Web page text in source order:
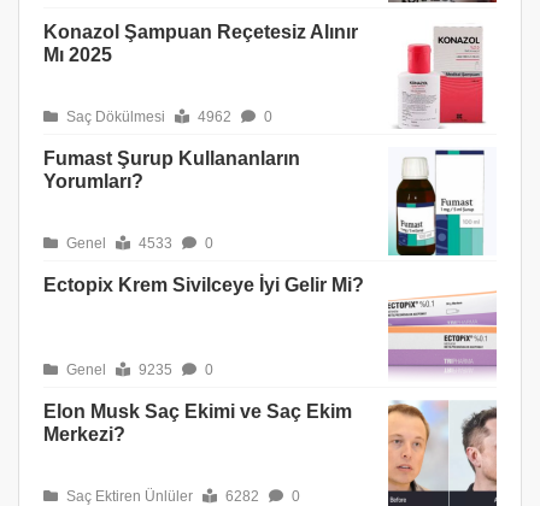
Konazol Şampuan Reçetesiz Alınır
Mı 2025
Saç Dökülmesi 4962 0
Fumast Şurup Kullananların
Yorumları?
Genel 4533 0
Ectopix Krem Sivilceye İyi Gelir Mi?
Genel 9235 0
Elon Musk Saç Ekimi ve Saç Ekim
Merkezi?
Saç Ektiren Ünlüler 6282 0